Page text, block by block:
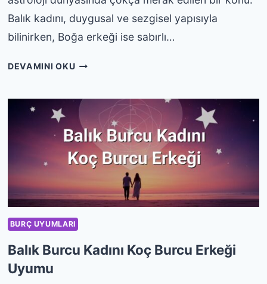
Balık kadını, duygusal ve sezgisel yapısıyla
bilinirken, Boğa erkeği ise sabırlı…
DEVAMINI OKUBALIK
BOĞA
BURCU
ERKEĞI
UYUMU
BURÇ UYUMLARI
Balık Burcu Kadını Koç Burcu Erkeği
Uyumu